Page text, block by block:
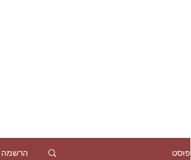
פוסט הרשמה